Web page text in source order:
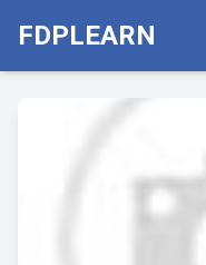
FDPLEARN